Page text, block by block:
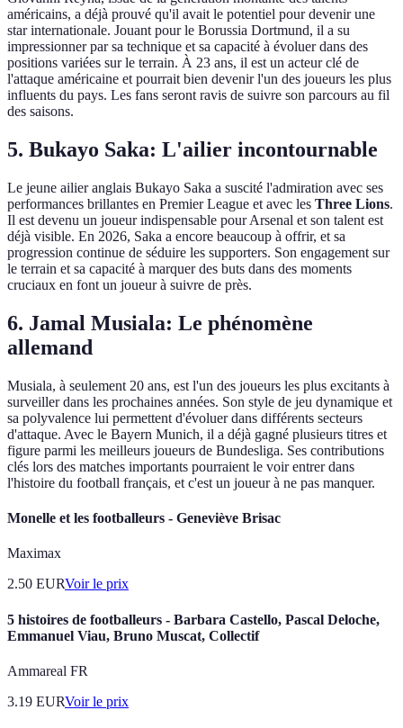
américains, a déjà prouvé qu'il avait le potentiel pour devenir une
star internationale. Jouant pour le Borussia Dortmund, il a su
impressionner par sa technique et sa capacité à évoluer dans des
positions variées sur le terrain. À 23 ans, il est un acteur clé de
l'attaque américaine et pourrait bien devenir l'un des joueurs les plus
influents du pays. Les fans seront ravis de suivre son parcours au fil
des saisons.
5. Bukayo Saka: L'ailier incontournable
Le jeune ailier anglais Bukayo Saka a suscité l'admiration avec ses
performances brillantes en Premier League et avec les Three Lions.
Il est devenu un joueur indispensable pour Arsenal et son talent est
déjà visible. En 2026, Saka a encore beaucoup à offrir, et sa
progression continue de séduire les supporters. Son engagement sur
le terrain et sa capacité à marquer des buts dans des moments
cruciaux en font un joueur à suivre de près.
6. Jamal Musiala: Le phénomène
allemand
Musiala, à seulement 20 ans, est l'un des joueurs les plus excitants à
surveiller dans les prochaines années. Son style de jeu dynamique et
sa polyvalence lui permettent d'évoluer dans différents secteurs
d'attaque. Avec le Bayern Munich, il a déjà gagné plusieurs titres et
figure parmi les meilleurs joueurs de Bundesliga. Ses contributions
clés lors des matches importants pourraient le voir entrer dans
l'histoire du football français, et c'est un joueur à ne pas manquer.
Monelle et les footballeurs - Geneviève Brisac
Maximax
2.50 EURVoir le prix
5 histoires de footballeurs - Barbara Castello, Pascal Deloche,
Emmanuel Viau, Bruno Muscat, Collectif
Ammareal FR
3.19 EURVoir le prix